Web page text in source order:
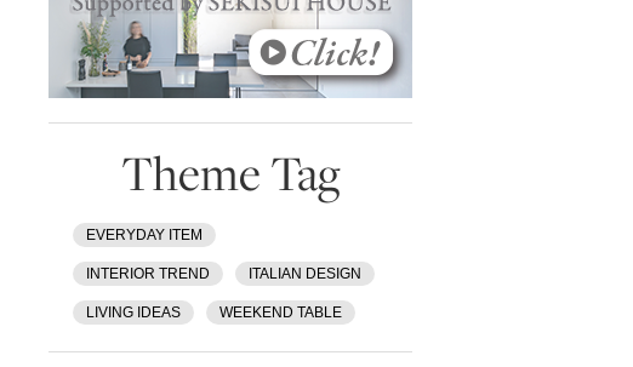
Theme Tag
EVERYDAY ITEM
INTERIOR TREND ITALIAN DESIGN
LIVING IDEAS WEEKEND TABLE